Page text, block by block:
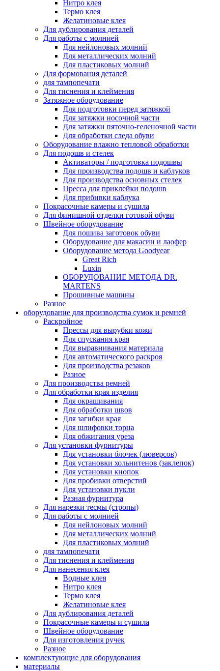
Нитро клея
Термо клея
Желатиновые клея
Для дублирования деталей
Для работы с молнией
Для нейлоновых молний
Для металлических молний
Для пластиковых молний
Для формования деталей
для тампопечати
Для тиснения и клеймения
Затяжное оборудование
Для подготовки перед затяжкой
Для затяжки носочной части
Для затяжки пяточно-геленочной части
Для обработки следа обуви
Оборудование влажно тепловой обработки
Для подошв и стелек
Активаторы / подготовка подошвы
Для производства подошв и каблуков
Для производства основных стелек
Пресса для приклейки подошв
Для прибивки каблука
Покрасочные камеры и сушила
Для финишной отделки готовой обуви
Швейное оборудование
Для пошива заготовок обуви
Оборудование для макасин и лаофер
Оборудование метода Goodyear
Great Rich
Luxin
ОБОРУДОВАНИЕ МЕТОДА DR.
MARTENS
Прошивные машины
Разное
оборудование для производства сумок и ремней
Раскройное
Прессы для вырубки кожи
Для спускания края
Для выравнивания материала
Для автоматического раскроя
Для производства резаков
Разное
Для производства ремней
Для обработки края изделия
Для окрашивания
Для обработки швов
Для загибки края
Для шлифовки торца
Для обжигания уреза
Для установки фурнитуры
Для установки блочек (люверсов)
Для установки хольнитенов (заклепок)
Для установки кнопок
Для пробивки отверстий
Для установки пукли
Разная фурнитура
Для нарезки тесмы (стропы)
Для работы с молнией
Для нейлоновых молний
Для металлических молний
Для пластиковых молний
для тампопечати
Для тиснения и клеймения
Для нанесения клея
Водные клея
Нитро клея
Термо клея
Желатиновые клея
Для дублирования деталей
Покрасочные камеры и сушила
Швейное оборудование
Для изготовления ручек
Разное
комплектующие для оборудования
материалы